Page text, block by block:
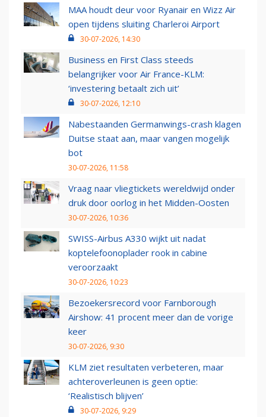
MAA houdt deur voor Ryanair en Wizz Air
open tijdens sluiting Charleroi Airport
30-07-2026, 14:30
Business en First Class steeds
belangrijker voor Air France-KLM:
‘investering betaalt zich uit’
30-07-2026, 12:10
Nabestaanden Germanwings-crash klagen
Duitse staat aan, maar vangen mogelijk
bot
30-07-2026, 11:58
Vraag naar vliegtickets wereldwijd onder
druk door oorlog in het Midden-Oosten
30-07-2026, 10:36
SWISS-Airbus A330 wijkt uit nadat
koptelefoonoplader rook in cabine
veroorzaakt
30-07-2026, 10:23
Bezoekersrecord voor Farnborough
Airshow: 41 procent meer dan de vorige
keer
30-07-2026, 9:30
KLM ziet resultaten verbeteren, maar
achteroverleunen is geen optie:
‘Realistisch blijven’
30-07-2026, 9:29